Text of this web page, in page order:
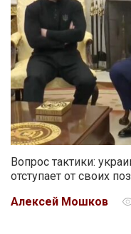
Вопрос тактики:
отступает от своих
Алексей Мошков